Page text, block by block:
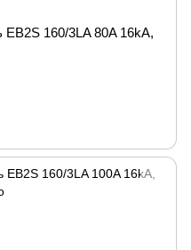
160/3LA 80A 16kA,